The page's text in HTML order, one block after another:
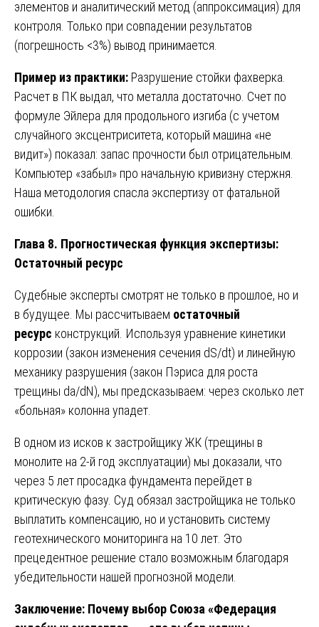
элементов и аналитический метод (аппроксимация) для
контроля. Только при совпадении результатов
(погрешность <3%) вывод принимается.
Пример из практики: Разрушение стойки фахверка.
Расчет в ПК выдал, что металла достаточно. Счет по
формуле Эйлера для продольного изгиба (с учетом
случайного эксцентриситета, который машина «не
видит») показал: запас прочности был отрицательным.
Компьютер «забыл» про начальную кривизну стержня.
Наша методология спасла экспертизу от фатальной
ошибки.
Глава 8. Прогностическая функция экспертизы:
Остаточный ресурс
Судебные эксперты смотрят не только в прошлое, но и
в будущее. Мы рассчитываем остаточный
ресурс конструкций. Используя уравнение кинетики
коррозии (закон изменения сечения dS/dt) и линейную
механику разрушения (закон Пэриса для роста
трещины da/dN), мы предсказываем: через сколько лет
«больная» колонна упадет.
В одном из исков к застройщику ЖК (трещины в
монолите на 2-й год эксплуатации) мы доказали, что
через 5 лет просадка фундамента перейдет в
критическую фазу. Суд обязал застройщика не только
выплатить компенсацию, но и установить систему
геотехнического мониторинга на 10 лет. Это
прецедентное решение стало возможным благодаря
убедительности нашей прогнозной модели.
Заключение: Почему выбор Союза «Федерация